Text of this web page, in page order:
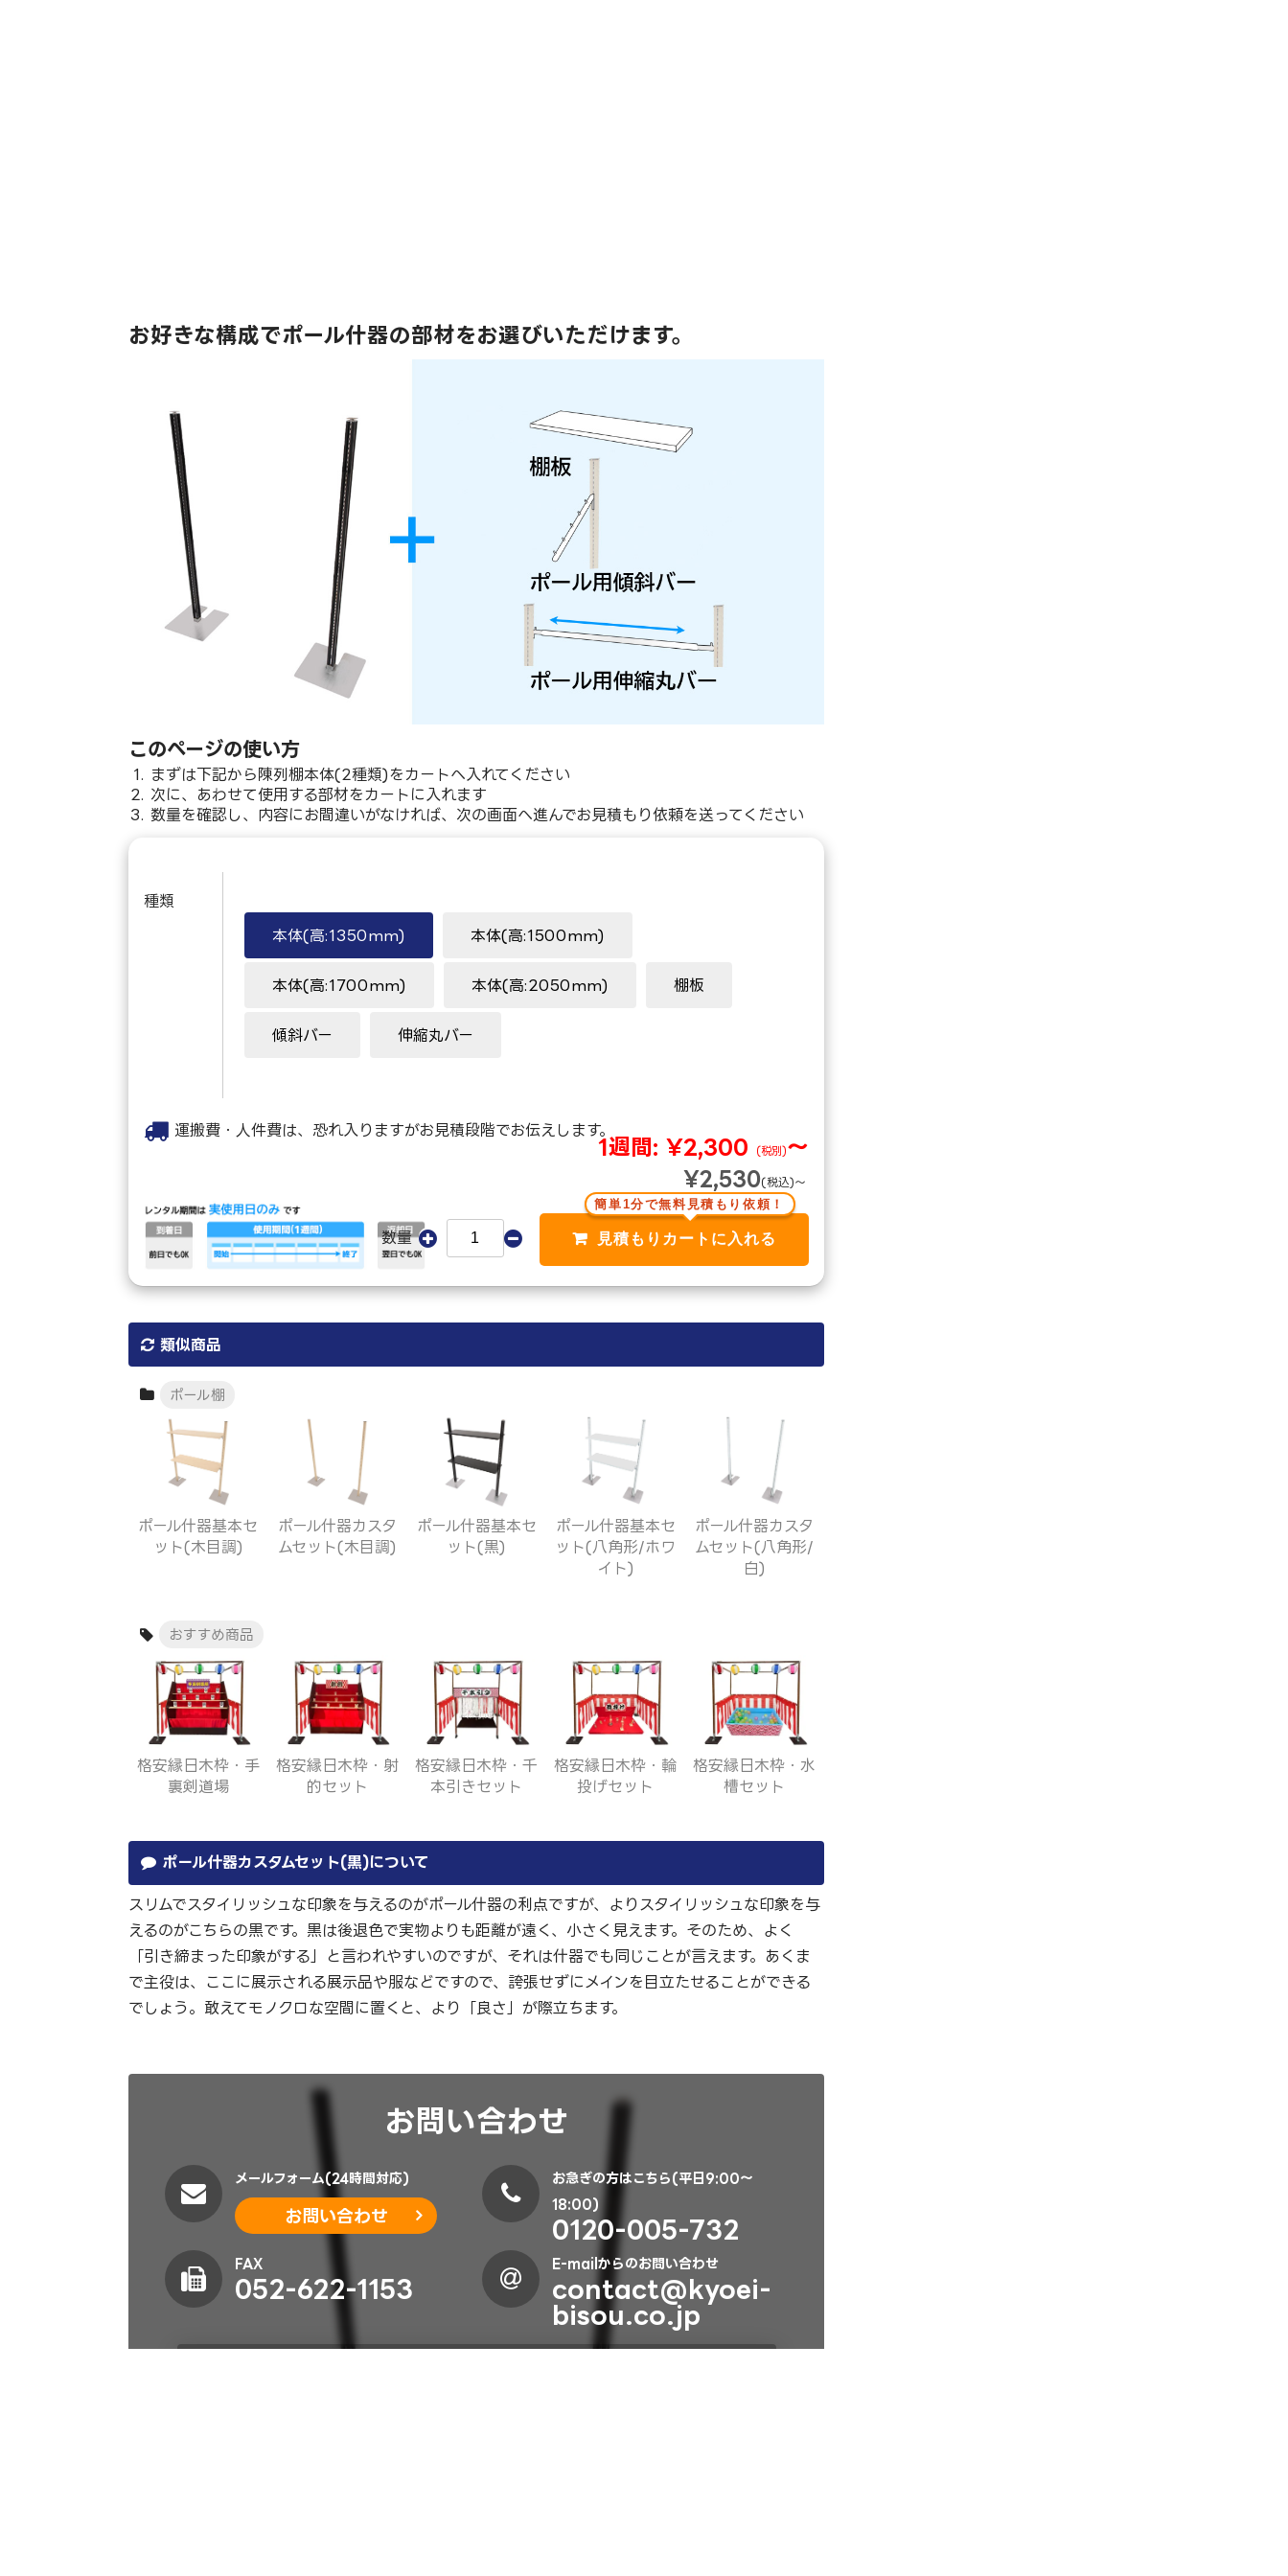
お好きな構成でポール什器の部材をお選びいただけます。
このページの使い方
まずは下記から陳列棚本体(2種類)をカートへ入れてください
次に、あわせて使用する部材をカートに入れます
数量を確認し、内容にお間違いがなければ、次の画面へ進んでお見積もり依頼を送ってください
種類
本体(高:1350mm)
本体(高:1500mm)
本体(高:1700mm) 本体(高:2050mm) 棚板
傾斜バー 伸縮丸バー
運搬費・人件費は、恐れ入りますがお見積段階でお伝えします。
1週間:¥2,300 (税別)～
¥2,530(税込)～
数量
簡単1分で無料見積もり依頼！
類似商品
ポール棚
ポール什器基本セ
ット(木目調)
ポール什器カスタ
ムセット(木目調)
ポール什器基本セ
ット(黒)
ポール什器基本セ
ット(八角形/ホワ
イト)
ポール什器カスタ
ムセット(八角形/
白)
おすすめ商品
格安縁日木枠・手
裏剣道場
格安縁日木枠・射
的セット
格安縁日木枠・千
本引きセット
格安縁日木枠・輪
投げセット
格安縁日木枠・水
槽セット
ポール什器カスタムセット(黒)について
スリムでスタイリッシュな印象を与えるのがポール什器の利点ですが、よりスタイリッシュな印象を与
えるのがこちらの黒です。黒は後退色で実物よりも距離が遠く、小さく見えます。そのため、よく
「引き締まった印象がする」と言われやすいのですが、それは什器でも同じことが言えます。あくま
で主役は、ここに展示される展示品や服などですので、誇張せずにメインを目立たせることができる
でしょう。敢えてモノクロな空間に置くと、より「良さ」が際立ちます。
お問い合わせ
メールフォーム(24時間対応)
お問い合わせ
お急ぎの方はこちら(平日9:00～
18:00)
0120-005-732
FAX
052-622-1153
E-mailからのお問い合わせ
contact@kyoei-
bisou.co.jp